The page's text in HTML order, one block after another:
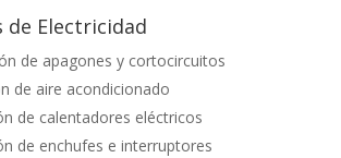
de Electricidad
de apagones y cortocircuitos
de aire acondicionado
de calentadores eléctricos
de enchufes e interruptores